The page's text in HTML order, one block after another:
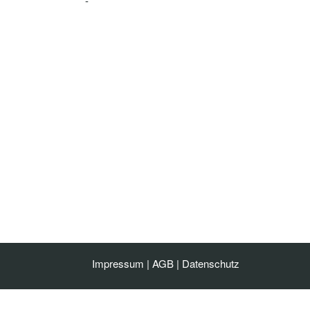
Impressum | AGB | Datenschutz